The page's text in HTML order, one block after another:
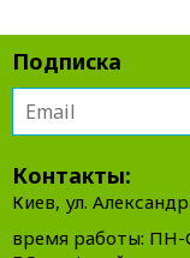
Подписка
Контакты:
Киев, ул.
время работы: ПН-